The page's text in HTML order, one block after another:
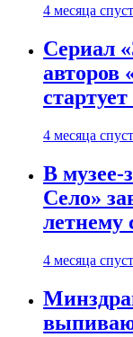
4 месяца
Сериал
авторов
4 месяца
В музее-
Село»
летнему
4 месяца